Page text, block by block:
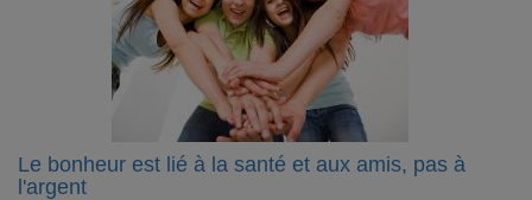
Le bonheur est lié à la santé et aux amis, pas à
l'argent